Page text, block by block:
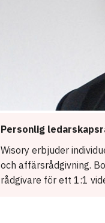
Personlig
Wisory erbjuder
och affärsrådgivning.
rådgivare för ett 1:1